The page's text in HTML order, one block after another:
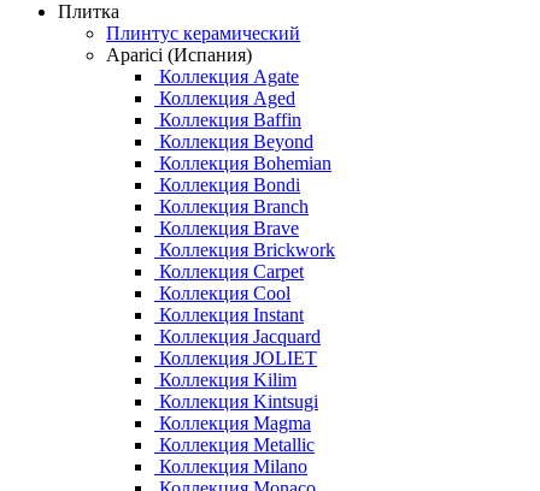
Плитка
Плинтус керамический
Aparici (Испания)
Коллекция Agate
Коллекция Aged
Коллекция Baffin
Коллекция Beyond
Коллекция Bohemian
Коллекция Bondi
Коллекция Branch
Коллекция Brave
Коллекция Brickwork
Коллекция Carpet
Коллекция Cool
Коллекция Instant
Коллекция Jacquard
Коллекция JOLIET
Коллекция Kilim
Коллекция Kintsugi
Коллекция Magma
Коллекция Metallic
Коллекция Milano